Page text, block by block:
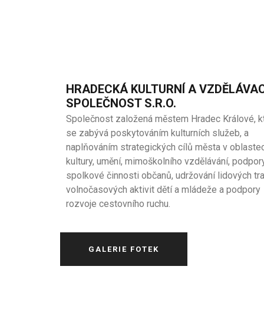
HRADECKÁ KULTURNÍ A
SPOLEČNOST S.R.O.
Společnost založená městem Hradec Králové,
se zabývá poskytováním kulturních služeb, a
naplňováním strategických cílů města v
kultury, umění, mimoškolního vzdělávání,
spolkové činnosti občanů, udržování lidových
volnočasových aktivit dětí a mládeže a podpory
rozvoje cestovního ruchu.
GALERIE FOTEK